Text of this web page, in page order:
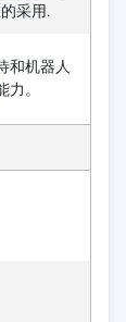
采用.
和机器人
。